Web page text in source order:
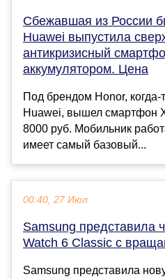
Сбежавшая из России
Huawei выпустила
антикризисный
аккумулятором. Цена
Под брендом Honor,
Huawei, вышел смартфон
8000 руб. Мобильник
имеет самый базовый...
00:40, 27 Июл
Samsung представила
Watch 6 Classic с
Samsung представила